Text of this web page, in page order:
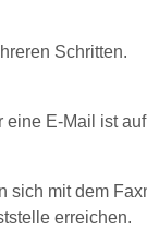
Schritten.
E-Mail ist
sich mit dem
erreichen.